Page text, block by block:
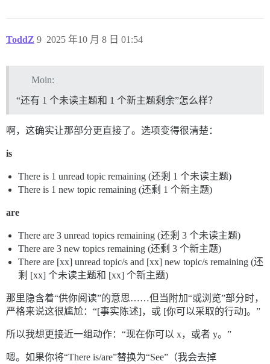
ToddZ 2025 年10 月 8 日 01:54
9
Moin:
“还有 1 个未读主题和 1 个新主题剩余”怎么样？
啊，这确实让那部分更直接了。选项变得很清楚：
is
There is 1 unread topic remaining (还剩 1 个未读主题)
There is 1 new topic remaining (还剩 1 个新主题)
are
There are 3 unread topics remaining (还剩 3 个未读主题)
There are 3 new topics remaining (还剩 3 个新主题)
There are [xx] unread topic/s and [xx] new topic/s remaining (还
剩 [xx] 个未读主题和 [xx] 个新主题)
那里隐含着“供你阅读”的意思……但当附加“或浏览”部分时，
严格来说这很尴尬：“[事实陈述]，或 [你可以采取的行动]。”
所以我想更接近一组动作：“现在你可以 x，或者 y。”
嗯。如果你将“There is/are”替换为“See”（我会去掉